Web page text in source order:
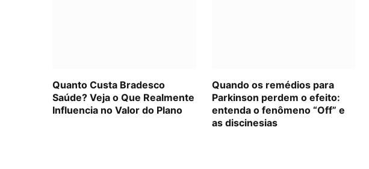
Quanto Custa Bradesco
Saúde? Veja o Que Realmente
Influencia no Valor do Plano
Quando os remédios para
Parkinson perdem o efeito:
entenda o fenômeno “Off” e
as discinesias